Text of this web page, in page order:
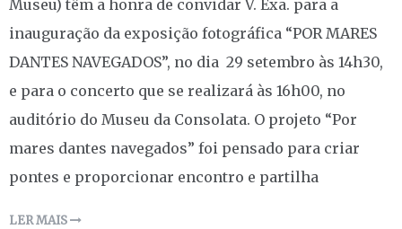
Museu) têm a honra de convidar V. Exa. para a
inauguração da exposição fotográfica “POR MARES
DANTES NAVEGADOS”, no dia 29 setembro às 14h30,
e para o concerto que se realizará às 16h00, no
auditório do Museu da Consolata. O projeto “Por
mares dantes navegados” foi pensado para criar
pontes e proporcionar encontro e partilha
LER MAIS